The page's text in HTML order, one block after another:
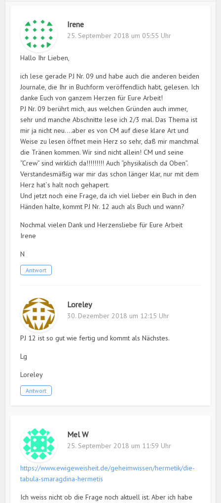
Irene
25. September 2018 um 05:55 Uhr
Hallo Ihr Lieben,
ich lese gerade PJ Nr. 09 und habe auch die anderen beiden
Journale, die Ihr in Buchform veröffendlich habt, gelesen. Ich
danke Euch von ganzem Herzen für Eure Arbeit!
PJ Nr. 09 berührt mich, aus welchen Gründen auch immer,
sehr und manche Abschnitte lese ich 2/3 mal. Das Thema ist
mir ja nicht neu….aber es von CM auf diese klare Art und
Weise zu lesen öffnet mein Herz so sehr, daß mir manchmal
die Tränen kommen. Wir sind nicht allein! CM und seine
“Crew” sind wirklich da!!!!!!!!! Auch “physikalisch da Oben”.
Verstandesmäßig war mir das schon länger klar, nur mit dem
Herz hat`s halt noch gehapert.
Und jetzt noch eine Frage, da ich viel lieber ein Buch in den
Händen halte, kommt PJ Nr. 12 auch als Buch und wann?
Nochmal vielen Dank und Herzensliebe für Eure Arbeit
Irene
N
Antwort
Loreley
30. Dezember 2018 um 12:15 Uhr
PJ 12 ist so gut wie fertig und kommt als Nächstes.
Lg
Loreley
Antwort
Mel W
25. September 2018 um 11:59 Uhr
https://www.ewigeweisheit.de/geheimwissen/hermetik/die-
tabula-smaragdina-hermetis
Ich weiss nicht ob die Frage noch aktuell ist. Aber ich habe